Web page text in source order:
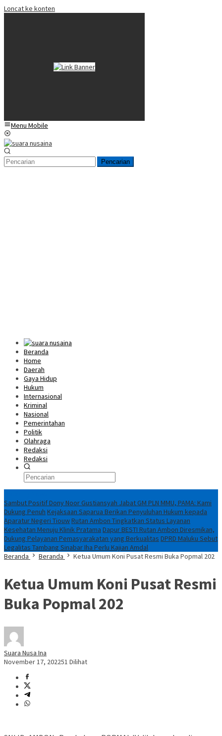
Loncat ke konten
Menu Mobile
Pencarian
Beranda
Home
Daerah
Gaya Hidup
Hukum
Internasional
Kriminal
Nasional
Pemerintahan
Politik
Olahraga
Redaksi
Redaksi
Sambut Positif Dony Noor Gustiansyah Jabat GM PLN MMU, PAMA: Kami
Dukung Penuh Kejaksaan Saparua Berikan Penyuluhan Hukum kepada
Aparatur Negeri TiouwRutan Ambon Tingkatkan Status Layanan
Kesehatan Menuju Klinik Pratama Dapur BESTI Rutan Ambon Diresmikan,
Dukung Pelayanan Pemasyarakatan yang Berkualitas DPRD Maluku Sebut
Legalitas Tambang Sinabar Iha Perlu Kajian Amdal
Beranda
Beranda Ketua Umum Koni Pusat Resmi Buka Popmal 202
Ketua Umum Koni Pusat Resmi
Buka Popmal 202
Suara Nusa Ina
November 17, 202251 Dilihat